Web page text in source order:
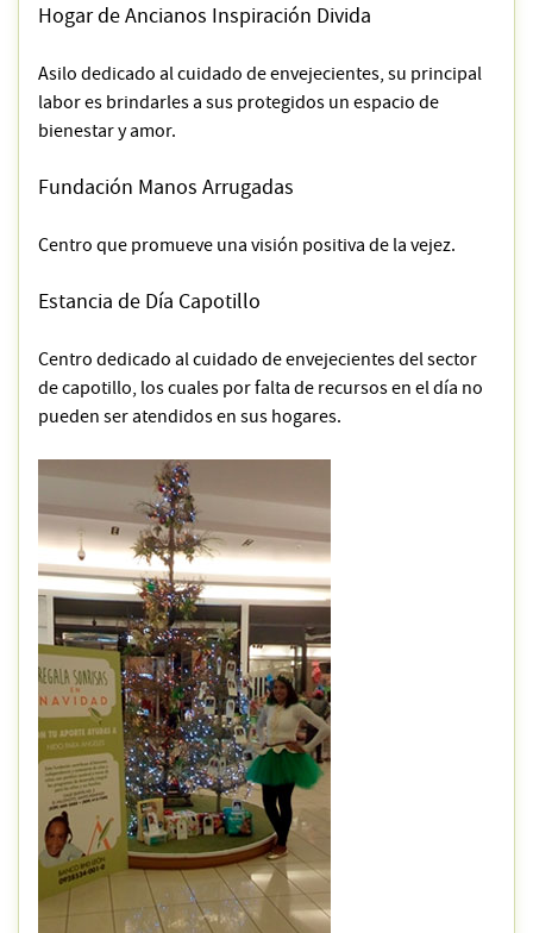
Hogar de Ancianos Inspiración Divida
Asilo dedicado al cuidado de envejecientes, su principal
labor es brindarles a sus protegidos un espacio de
bienestar y amor.
Fundación Manos Arrugadas
Centro que promueve una visión positiva de la vejez.
Estancia de Día Capotillo
Centro dedicado al cuidado de envejecientes del sector
de capotillo, los cuales por falta de recursos en el día no
pueden ser atendidos en sus hogares.